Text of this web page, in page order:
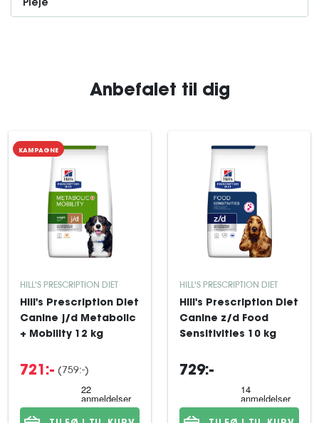
Pleje
Anbefalet til dig
KAMPAGNE
HILL'S PRESCRIPTION DIET
Hill's Prescription Diet
Canine j/d Metabolic
+ Mobility 12 kg
721:- (759:-)
HILL'S PRESCRIPTION DIET
Hill's Prescription Diet
Canine z/d Food
Sensitivities 10 kg
729:-